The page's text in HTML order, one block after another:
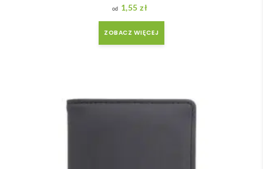
1,55 zł
ZOBACZ WIĘCEJ